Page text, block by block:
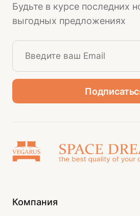
Будьте в курсе последних
выгодных предложениях
Компания